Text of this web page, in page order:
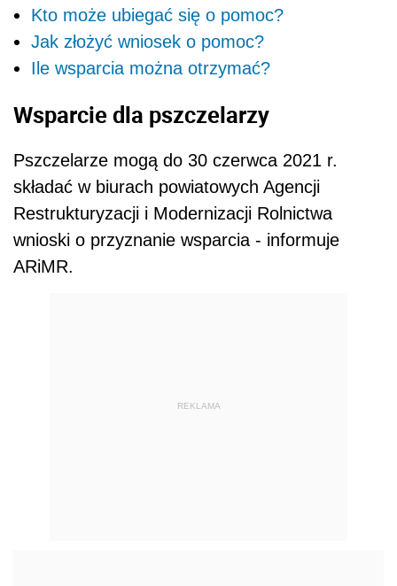
Kto może ubiegać się o pomoc?
Jak złożyć wniosek o pomoc?
Ile wsparcia można otrzymać?
Wsparcie dla pszczelarzy
Pszczelarze mogą do 30 czerwca 2021 r.
składać w biurach powiatowych Agencji
Restrukturyzacji i Modernizacji Rolnictwa
wnioski o przyznanie wsparcia - informuje
ARiMR.
REKLAMA